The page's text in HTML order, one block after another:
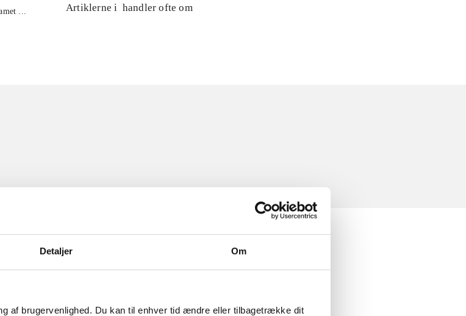
Detaljer Om
af brugervenlighed. Du kan til enhver tid ændre eller tilbagetrække dit
...
Artiklerne i handler ofte om